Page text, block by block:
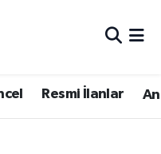
Resmi İlanlar